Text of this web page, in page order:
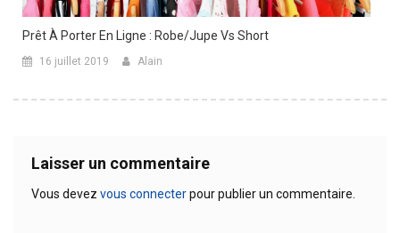
Prêt À Porter En Ligne : Robe/Jupe Vs Short
16 juillet 2019 Alain
Laisser un commentaire
Vous devez vous connecterpour publier un commentaire.